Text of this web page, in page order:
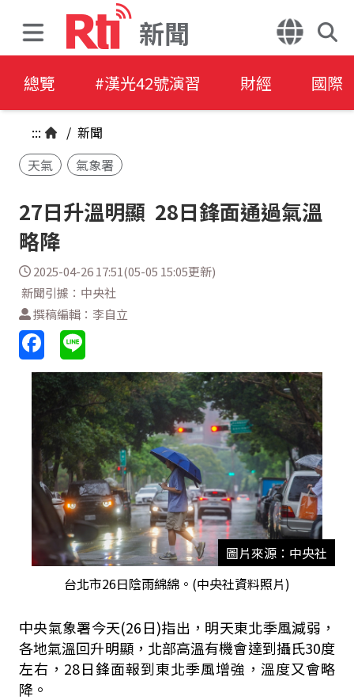
新聞
總覽 #漢光42號演習 財經 國際
::: / 新聞
天氣
氣象署
27日升溫明顯 28日鋒面通過氣溫
略降
2025-04-26 17:51(05-05 15:05更新)
新聞引據：中央社
撰稿編輯：李自立
圖片來源：中央社
台北市26日陰雨綿綿。(中央社資料照片)
中央氣象署今天(26日)指出，明天東北季風減弱，
各地氣溫回升明顯，北部高溫有機會達到攝氏30度
左右，28日鋒面報到東北季風增強，溫度又會略
降。